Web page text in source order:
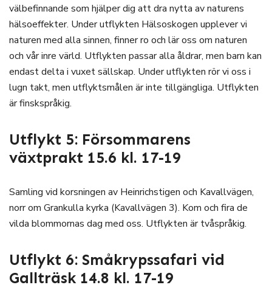
välbefinnande som hjälper dig att dra nytta av naturens
hälsoeffekter. Under utflykten Hälsoskogen upplever vi
naturen med alla sinnen, finner ro och lär oss om naturen
och vår inre värld. Utflykten passar alla åldrar, men barn kan
endast delta i vuxet sällskap. Under utflykten rör vi oss i
lugn takt, men utflyktsmålen är inte tillgängliga. Utflykten
är finskspråkig.
Utflykt 5: Försommarens
växtprakt 15.6 kl. 17-19
Samling vid korsningen av Heinrichstigen och Kavallvägen,
norr om Grankulla kyrka (Kavallvägen 3). Kom och fira de
vilda blommornas dag med oss. Utflykten är tvåspråkig.
Utflykt 6: Småkrypssafari vid
Gallträsk 14.8 kl. 17-19